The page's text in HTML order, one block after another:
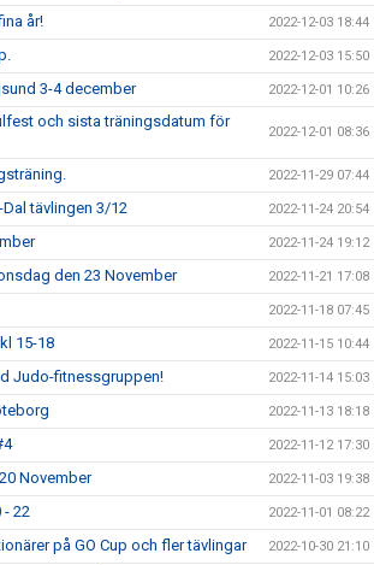
år! 2022-12-03 18:44
2022-12-03 15:50
3-4 december 2022-12-01 10:26
och sista träningsdatum för
2022-12-01 08:36
2022-11-29 07:44
tävlingen 3/12 2022-11-24 20:54
2022-11-24 19:12
den 23 November 2022-11-21 17:08
2022-11-18 07:45
15-18 2022-11-15 10:44
Judo-fitnessgruppen! 2022-11-14 15:03
2022-11-13 18:18
2022-11-12 17:30
November 2022-11-03 19:38
- 22 2022-11-01 08:22
på GO Cup och fler tävlingar 2022-10-30 21:10